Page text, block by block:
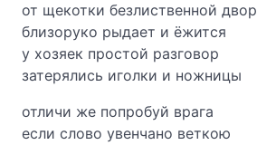
от щекотки безлиственной двор
близоруко рыдает и ёжится
у хозяек простой разговор
затерялись иголки и ножницы
отличи же попробуй врага
если слово увенчано веткою